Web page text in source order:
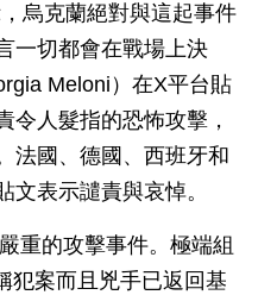
烏克蘭絕對與這起事件
一切都會在戰場上決
Meloni）在X平台貼
令人髮指的恐怖攻擊，
法國、德國、西班牙和
文表示譴責與哀悼。
重的攻擊事件。極端組
犯案而且兇手已返回基